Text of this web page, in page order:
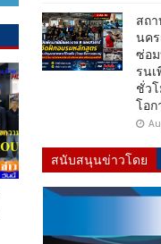
สถ
นค
ซ่อ
รนเ
ชั่ว
โอก
สนับสนุนข่าวโดย